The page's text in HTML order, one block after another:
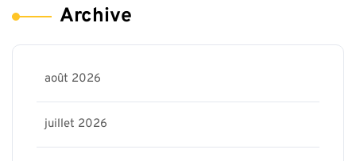
Archive
août 2026
juillet 2026